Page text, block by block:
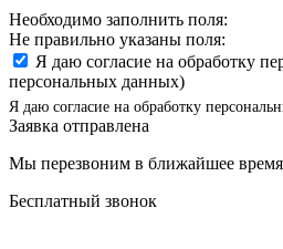
Необходимо заполнить поля:
Не правильно указаны поля:
Я даю согласие на обработку
персональных данных)
Я даю согласие на обработку
Заявка отправлена
Мы перезвоним в ближайшее
Бесплатный звонок